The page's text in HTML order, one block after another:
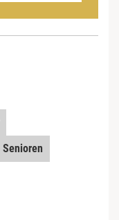
Senioren